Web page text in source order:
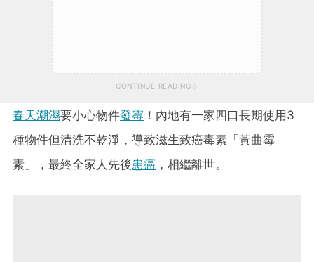
CONTINUE READING
春天潮濕要小心物件發霉 ！內地有一家四口長期使用3
種物件但清洗不乾淨，導致滋生致癌毒素「黃曲霉
素」，最終全家人先後患癌 ，相繼離世。